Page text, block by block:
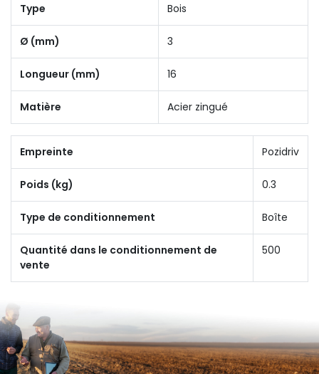
Type Bois
Ø (mm) 3
Longueur (mm) 16
Matière Acier zingué
Empreinte Pozidriv
Poids (kg) 0.3
Type de conditionnement Boîte
Quantité dans le conditionnement de
vente
500